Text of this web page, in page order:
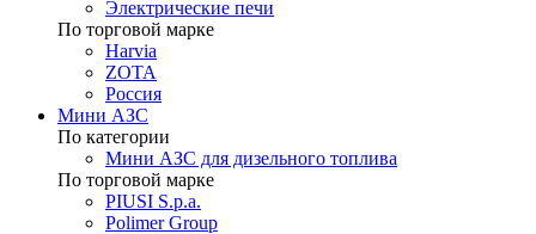
Электрические печи
По торговой марке
Harvia
ZOTA
Россия
Мини АЗС
По категории
Мини АЗС для дизельного топлива
По торговой марке
PIUSI S.p.a.
Polimer Group